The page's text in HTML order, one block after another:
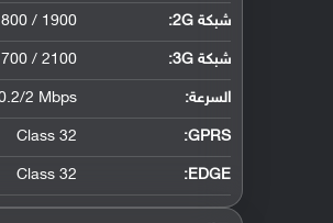
شبكة 2G: / 1900
شبكة 3G :
/ 2100
السرعة: 2 Mbps
GPRS:
Class 32
EDGE:
Class 32